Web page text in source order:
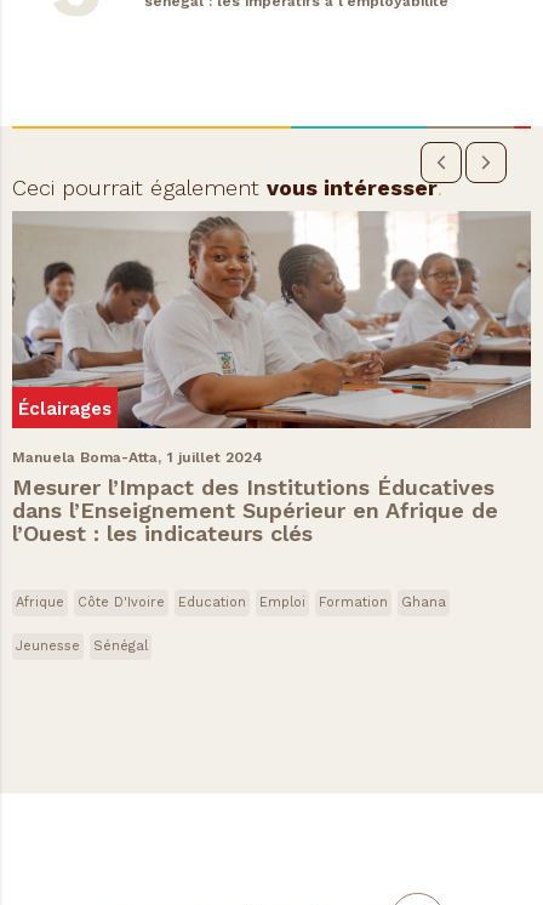
Ceci pourrait également vous intéresser.
Éclairages
Manuela Boma-Atta, 1 juillet 2024
Mesurer l’Impact des Institutions Éducatives
dans l’Enseignement Supérieur en Afrique de
l’Ouest : les indicateurs clés
Afrique Côte D'Ivoire Education Emploi Formation Ghana
Jeunesse Sénégal